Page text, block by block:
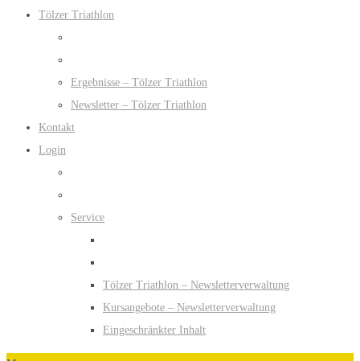
Tölzer Triathlon
Ergebnisse – Tölzer Triathlon
Newsletter – Tölzer Triathlon
Kontakt
Login
Service
Tölzer Triathlon – Newsletterverwaltung
Kursangebote – Newsletterverwaltung
Eingeschränkter Inhalt